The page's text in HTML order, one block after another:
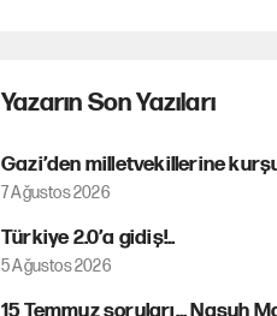
Yazarın Son Yazıları
Gazi’den milletvekillerine
7 Ağustos 2026
Türkiye 2.0’a gidiş!..
5 Ağustos 2026
15 Temmuz soruları... Nasuh